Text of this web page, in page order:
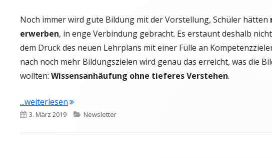
Noch immer wird gute Bildung mit der Vorstellung, Schüler hätten
erwerben, in enge Verbindung gebracht. Es erstaunt deshalb
dem Druck des neuen Lehrplans mit einer Fülle an
nach noch mehr Bildungszielen wird genau das erreicht, was die
wollten: Wissensanhäufung ohne tieferes Verstehen.
...weiterlesen"Newsletter vom 3.3.2019"
Veröffentlicht
3. März 2019 Kategorien
Newsletter